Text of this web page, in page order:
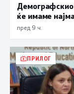
ќе имаме
пред 9 ч.
ПРИЛОГ